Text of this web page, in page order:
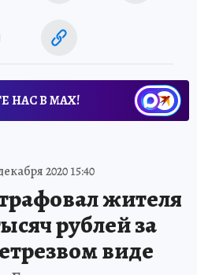
НАС В МАХ!
2020 15:40
жителя
рублей за
виде